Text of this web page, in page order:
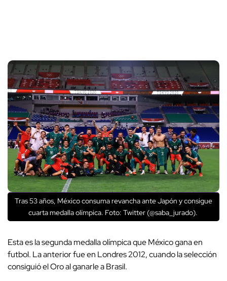
Tras 53 años, México consuma revancha ante Japón y consigue
cuarta medalla olímpica. Foto: Twitter (@saba_jurado).
Esta es la segunda medalla olímpica que México gana en
futbol. La anterior fue en Londres 2012, cuando la selección
consiguió el Oro al ganarle a Brasil.